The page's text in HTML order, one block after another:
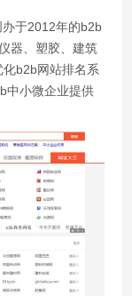
于2012年的b2b
器、塑胶、建筑
b2b网站排名系
中小微企业提供